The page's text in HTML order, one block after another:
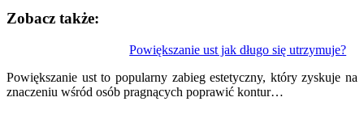
Zobacz także:
Powiększanie ust jak długo się utrzymuje?
Powiększanie ust to popularny zabieg estetyczny, który zyskuje na
znaczeniu wśród osób pragnących poprawić kontur…
wpisu